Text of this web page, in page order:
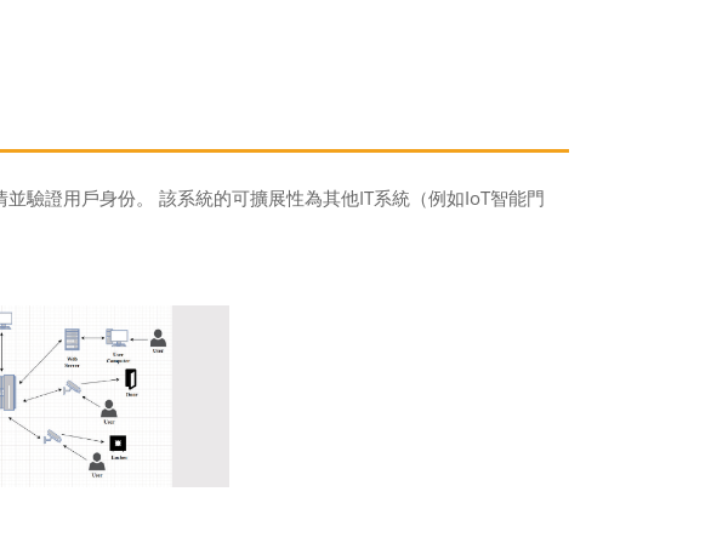
驗證用戶身份。 該系統的可擴展性為其他IT系統（例如IoT智能門